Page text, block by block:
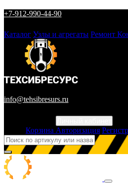
+7-912-990-44-90
Каталог Узлы и агрегаты Ремонт
info@tehsibresurs.ru
Корзина Авторизация